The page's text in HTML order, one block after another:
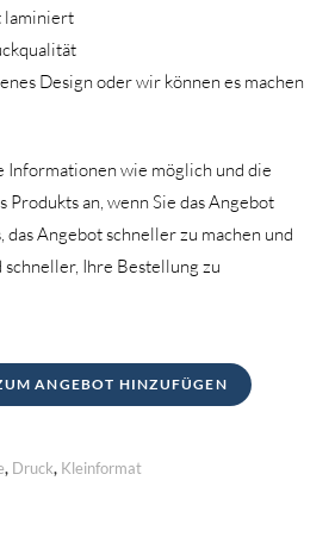
laminiert
Design oder wir können es machen
Informationen wie möglich und die
Produkts an, wenn Sie das Angebot
Angebot schneller zu machen und
schneller, Ihre Bestellung zu
ANGEBOT HINZUFÜGEN
, Druck, Kleinformat